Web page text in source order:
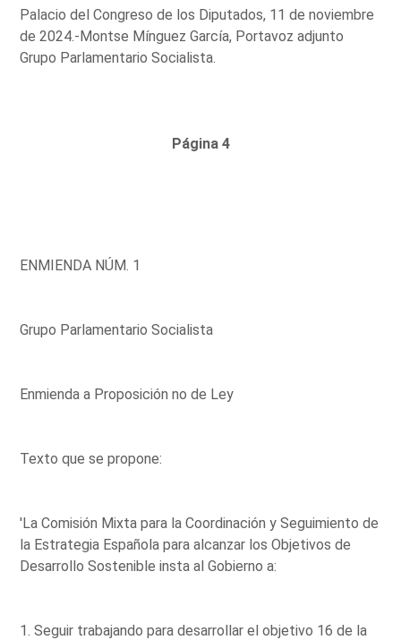
Palacio del Congreso de los Diputados, 11 de noviembre
de 2024.-Montse Mínguez García, Portavoz adjunto
Grupo Parlamentario Socialista.
Página 4
ENMIENDA NÚM. 1
Grupo Parlamentario Socialista
Enmienda a Proposición no de Ley
Texto que se propone:
'La Comisión Mixta para la Coordinación y Seguimiento de
la Estrategia Española para alcanzar los Objetivos de
Desarrollo Sostenible insta al Gobierno a:
1. Seguir trabajando para desarrollar el objetivo 16 de la